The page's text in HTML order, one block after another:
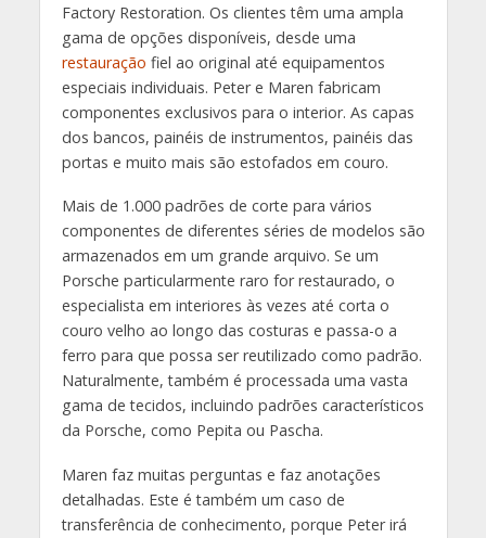
Factory Restoration. Os clientes têm uma ampla
gama de opções disponíveis, desde uma
restauração fiel ao original até equipamentos
especiais individuais. Peter e Maren fabricam
componentes exclusivos para o interior. As capas
dos bancos, painéis de instrumentos, painéis das
portas e muito mais são estofados em couro.
Mais de 1.000 padrões de corte para vários
componentes de diferentes séries de modelos são
armazenados em um grande arquivo. Se um
Porsche particularmente raro for restaurado, o
especialista em interiores às vezes até corta o
couro velho ao longo das costuras e passa-o a
ferro para que possa ser reutilizado como padrão.
Naturalmente, também é processada uma vasta
gama de tecidos, incluindo padrões característicos
da Porsche, como Pepita ou Pascha.
Maren faz muitas perguntas e faz anotações
detalhadas. Este é também um caso de
transferência de conhecimento, porque Peter irá